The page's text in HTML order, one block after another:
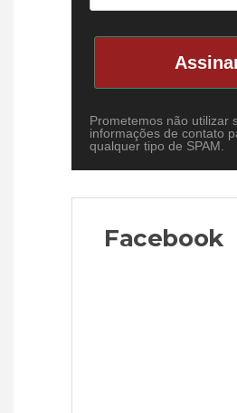
Prometemos não utilizar
informações de contato
qualquer tipo de SPAM.
Facebook